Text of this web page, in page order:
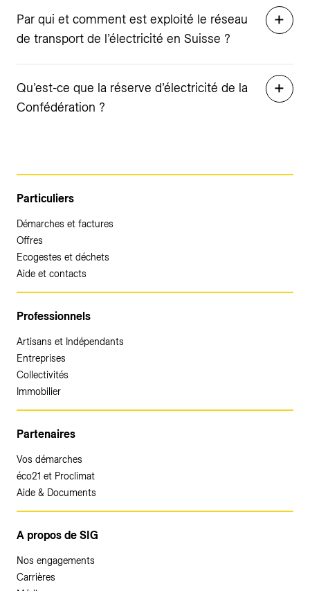
Par qui et comment est exploité le réseau
de transport de l’électricité en Suisse ?
Qu’est-ce que la réserve d’électricité de la
Confédération ?
Particuliers
Démarches et factures
Offres
Ecogestes et déchets
Aide et contacts
Professionnels
Artisans et Indépendants
Entreprises
Collectivités
Immobilier
Partenaires
Vos démarches
éco21 et Proclimat
Aide & Documents
A propos de SIG
Nos engagements
Carrières